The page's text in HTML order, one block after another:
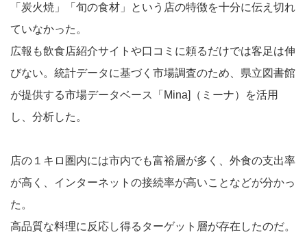
「炭火焼」「旬の食材」という店の特徴を十分に伝え切れ
ていなかった。
広報も飲食店紹介サイトや口コミに頼るだけでは客足は伸
びない。統計データに基づく市場調査のため、県立図書館
が提供する市場データベース「Mina]（ミーナ）を活用
し、分析した。
店の１キロ圏内には市内でも富裕層が多く、外食の支出率
が高く、インターネットの接続率が高いことなどが分かっ
た。
高品質な料理に反応し得るターゲット層が存在したのだ。